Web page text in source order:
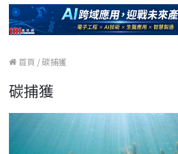
首頁 / 碳捕獲
碳捕獲